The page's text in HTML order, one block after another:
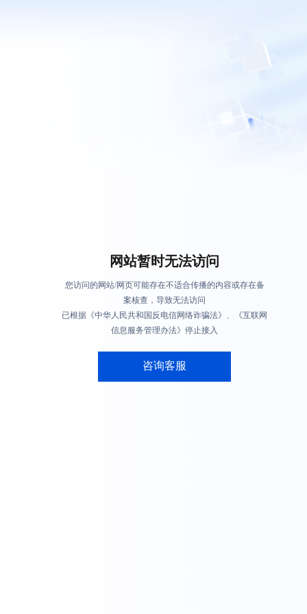
网站暂时无法访问
您访问的网站/网页可能存在不适合传播的内容或存在备
案核查，导致无法访问
已根据《中华人民共和国反电信网络诈骗法》、《互联网
信息服务管理办法》停止接入
咨询客服